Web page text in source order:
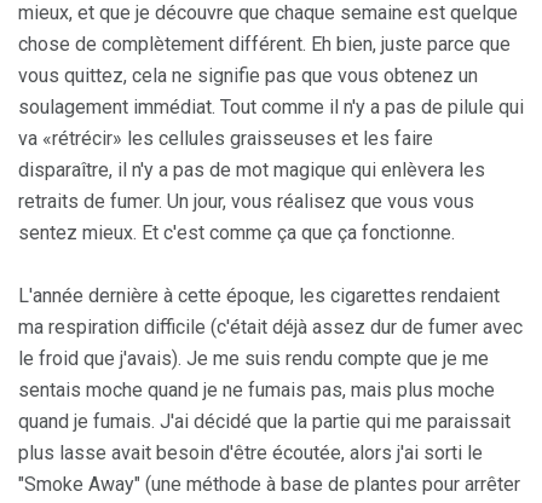
mieux, et que je découvre que chaque semaine est quelque
chose de complètement différent. Eh bien, juste parce que
vous quittez, cela ne signifie pas que vous obtenez un
soulagement immédiat. Tout comme il n'y a pas de pilule qui
va «rétrécir» les cellules graisseuses et les faire
disparaître, il n'y a pas de mot magique qui enlèvera les
retraits de fumer. Un jour, vous réalisez que vous vous
sentez mieux. Et c'est comme ça que ça fonctionne.
L'année dernière à cette époque, les cigarettes rendaient
ma respiration difficile (c'était déjà assez dur de fumer avec
le froid que j'avais). Je me suis rendu compte que je me
sentais moche quand je ne fumais pas, mais plus moche
quand je fumais. J'ai décidé que la partie qui me paraissait
plus lasse avait besoin d'être écoutée, alors j'ai sorti le
"Smoke Away" (une méthode à base de plantes pour arrêter